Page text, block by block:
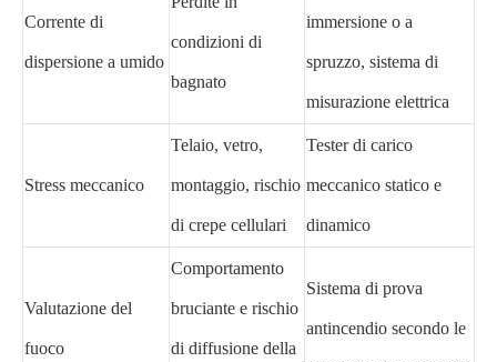
Corrente di
dispersione a umido
condizioni di
bagnato
immersione o a
spruzzo, sistema di
misurazione elettrica
Stress meccanico
Telaio, vetro,
montaggio, rischio
di crepe cellulari
Tester di carico
meccanico statico e
dinamico
Valutazione del
fuoco
Comportamento
bruciante e rischio
di diffusione della
Sistema di prova
antincendio secondo le